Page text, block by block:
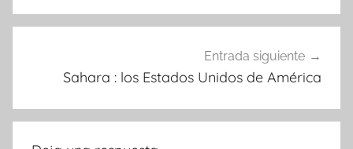
Entrada siguiente
Sahara : los Estados Unidos de América